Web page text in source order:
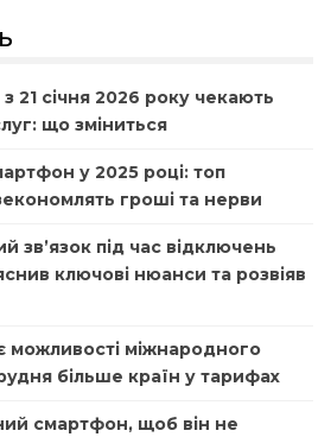
21 січня 2026 року чекають
що зміниться
у 2025 році: топ
гроші та нерви
зв’язок під час відключень
ключові нюанси та розвіяв
можливості міжнародного
більше країн у тарифах
смартфон, щоб він не